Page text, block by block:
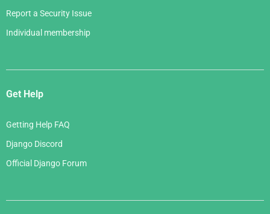
Report a Security Issue
Individual membership
Get Help
Getting Help FAQ
Django Discord
Official Django Forum